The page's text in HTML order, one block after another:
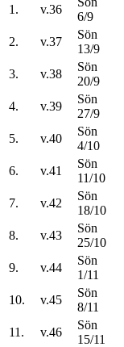
1.
v.36
6/9
2.
v.37
Sön
13/9
3.
v.38
Sön
20/9
4.
v.39
Sön
27/9
5.
v.40
Sön
4/10
6.
v.41
Sön
11/10
7.
v.42
Sön
18/10
8.
v.43
Sön
25/10
9.
v.44
Sön
1/11
10.
v.45
Sön
8/11
11.
v.46
Sön
15/11